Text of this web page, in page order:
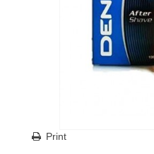
Print